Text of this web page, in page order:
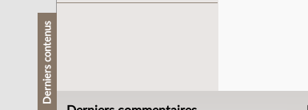
Derniers contenus